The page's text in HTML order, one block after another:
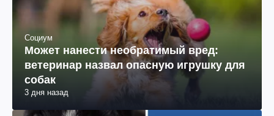
Социум
Может нанести необратимый вред:
ветеринар назвал опасную игрушку для
собак
3 дня назад